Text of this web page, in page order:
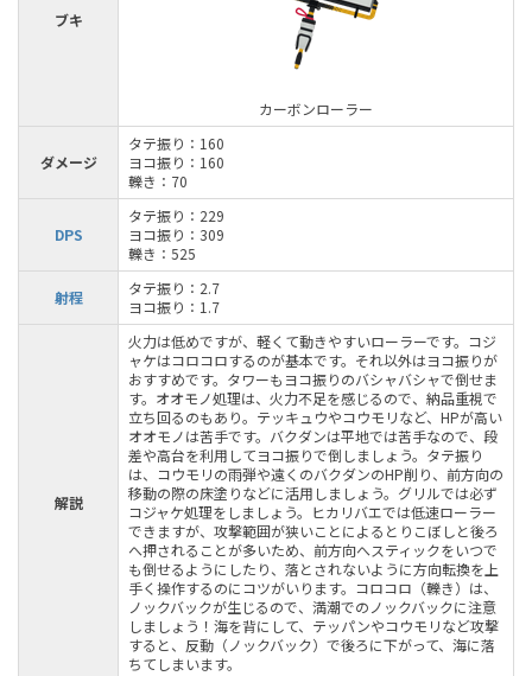
ブキ
カーボンローラー
ダメージ
タテ振り：160
ヨコ振り：160
轢き：70
DPS
タテ振り：229
ヨコ振り：309
轢き：525
射程
タテ振り：2.7
ヨコ振り：1.7
解説
火力は低めですが、軽くて動きやすいローラーです。コジ
ャケはコロコロするのが基本です。それ以外はヨコ振りが
おすすめです。タワーもヨコ振りのバシャバシャで倒せま
す。オオモノ処理は、火力不足を感じるので、納品重視で
立ち回るのもあり。テッキュウやコウモリなど、HPが高い
オオモノは苦手です。バクダンは平地では苦手なので、段
差や高台を利用してヨコ振りで倒しましょう。タテ振り
は、コウモリの雨弾や遠くのバクダンのHP削り、前方向の
移動の際の床塗りなどに活用しましょう。グリルでは必ず
コジャケ処理をしましょう。ヒカリバエでは低速ローラー
できますが、攻撃範囲が狭いことによるとりこぼしと後ろ
へ押されることが多いため、前方向へスティックをいつで
も倒せるようにしたり、落とされないように方向転換を上
手く操作するのにコツがいります。コロコロ（轢き）は、
ノックバックが生じるので、満潮でのノックバックに注意
しましょう！海を背にして、テッパンやコウモリなど攻撃
すると、反動（ノックバック）で後ろに下がって、海に落
ちてしまいます。